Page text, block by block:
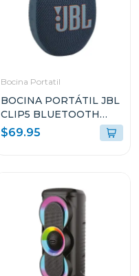
Bocina Portatil
BOCINA PORTÁTIL JBL
CLIP5 BLUETOOTH
COLOR AZUL
RESISTENTE AL AGUA Y
$69.95